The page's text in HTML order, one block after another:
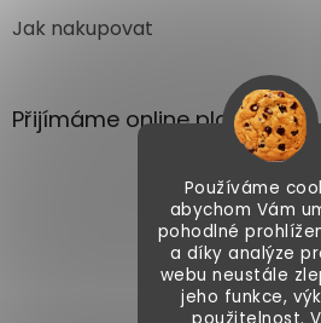
Používáme
abychom Vám
pohodlné
a díky analýze
webu neustále
jeho funkce,
Jak nakupovat
Přijímáme online platby
Vytvořil